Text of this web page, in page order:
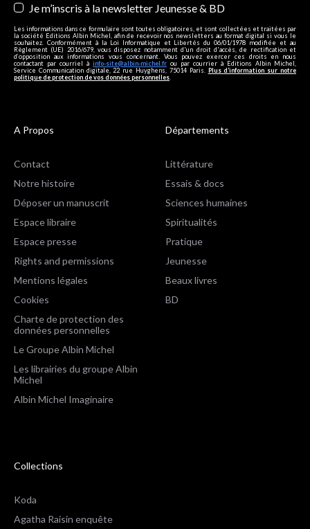
Je m’inscris à la newsletter Jeunesse & BD
Les informations dans ce formulaire sont toutes obligatoires, et sont collectées et traitées par
la société Editions Albin Michel, afin de recevoir nos newsletters au format digital si vous le
souhaitez. Conformément à la Loi Informatique et Libertés du 06/01/1978 modifiée et au
Règlement (UE) 2016/679, vous disposez notamment d'un droit d'accès, de rectification et
d’opposition aux informations vous concernant. Vous pouvez exercer ces droits en nous
contactant par courriel à info-site@albin-michel.fr ou par courrier à Editions Albin Michel,
Service Communication digitale, 22 rue Huyghens, 75014 Paris. Plus d’information sur notre
politique de protection de vos données personnelles
A Propos
Contact
Notre histoire
Déposer un manuscrit
Espace libraire
Espace presse
Rights and permissions
Mentions légales
Cookies
Charte de protection des
données personnelles
Le Groupe Albin Michel
Les librairies du groupe Albin
Michel
Albin Michel Imaginaire
Départements
Littérature
Essais & docs
Sciences humaines
Spiritualités
Pratique
Jeunesse
Beaux livres
BD
Collections
Koda
Agatha Raisin enquête